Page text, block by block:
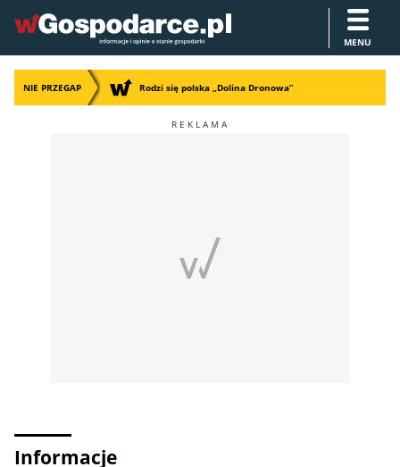
MENU
NIE PRZEGAP Rodzi się polska „Dolina Dronowa”
Informacje